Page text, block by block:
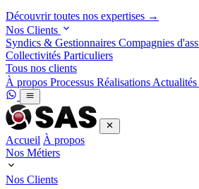
Découvrir toutes nos expertises →
Nos Clients
Syndics & Gestionnaires Compagnies
Collectivités Particuliers
Tous nos clients
À propos Processus Réalisations Actualités
Accueil À propos
Nos Métiers
Nos Clients